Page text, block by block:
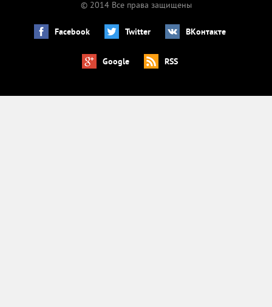
© 2014 Все права защищены
Facebook Twitter ВКонтакте
Google RSS